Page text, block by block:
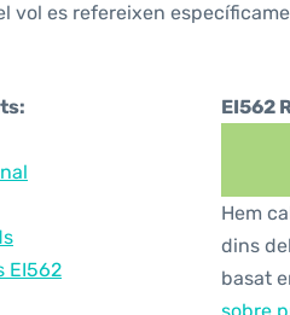
vol es refereixen
EI562
EI562
Hem
dins
basat